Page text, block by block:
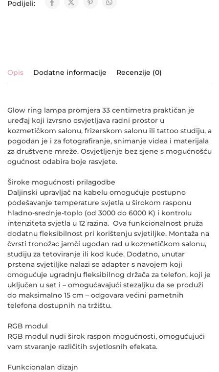
Podijeli:
Opis Dodatne informacije Recenzije (0)
Glow ring lampa promjera 33 centimetra praktičan je
uređaj koji izvrsno osvjetljava radni prostor u
kozmetičkom salonu, frizerskom salonu ili tattoo studiju, a
pogodan je i za fotografiranje, snimanje videa i materijala
za društvene mreže. Osvjetljenje bez sjene s mogućnošću
ogućnost odabira boje rasvjete.
Široke mogućnosti prilagodbe
Daljinski upravljač na kabelu omogućuje postupno
podešavanje temperature svjetla u širokom rasponu
hladno-srednje-toplo (od 3000 do 6000 K) i kontrolu
intenziteta svjetla u 12 razina. Ova funkcionalnost pruža
dodatnu fleksibilnost pri korištenju svjetiljke. Montaža na
čvrsti tronožac jamči ugodan rad u kozmetičkom salonu,
studiju za tetoviranje ili kod kuće. Dodatno, unutar
prstena svjetiljke nalazi se adapter s navojem koji
omogućuje ugradnju fleksibilnog držača za telefon, koji je
uključen u set i – omogućavajući stezaljku da se produži
do maksimalno 15 cm – odgovara većini pametnih
telefona dostupnih na tržištu.
RGB modul
RGB modul nudi širok raspon mogućnosti, omogućujući
vam stvaranje različitih svjetlosnih efekata.
Funkcionalan dizajn